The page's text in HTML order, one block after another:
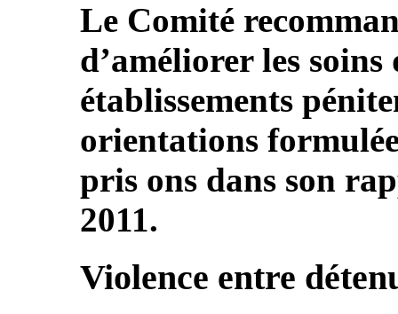
Le Comité
d’améliorer les soins
établissements
orientations
pris ons dans son
2011.
Violence entre